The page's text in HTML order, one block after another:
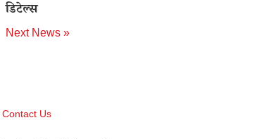
डिटेल्स
Next News »
Contact Us